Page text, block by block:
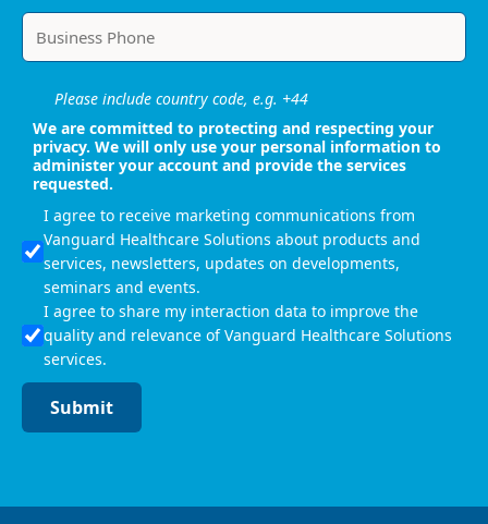
Please include country code, e.g. +44
We are committed to protecting and respecting your
privacy. We will only use your personal information to
administer your account and provide the services
requested.
I agree to receive marketing communications from
Vanguard Healthcare Solutions about products and
services, newsletters, updates on developments,
seminars and events.
I agree to share my interaction data to improve the
quality and relevance of Vanguard Healthcare Solutions
services.
Submit